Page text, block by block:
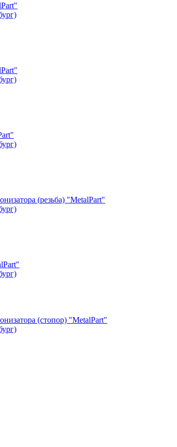
(резьба) "MetalPart"
(стопор) "MetalPart"